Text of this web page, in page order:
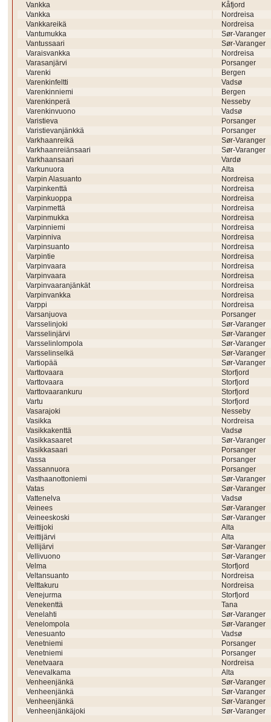
Vankka
Kåfjord
Vankka
Nordreisa
Vankkareikä
Nordreisa
Vantumukka
Sør-Varanger
Vantussaari
Sør-Varanger
Varaisvankka
Nordreisa
Varasanjärvi
Porsanger
Varenki
Bergen
Varenkinfeltti
Vadsø
Varenkinniemi
Bergen
Varenkinperä
Nesseby
Varenkinvuono
Vadsø
Varistieva
Porsanger
Varistievanjänkkä
Porsanger
Varkhaanreikä
Sør-Varanger
Varkhaanreiänsaari
Sør-Varanger
Varkhaansaari
Vardø
Varkunuora
Alta
Varpin Alasuanto
Nordreisa
Varpinkenttä
Nordreisa
Varpinkuoppa
Nordreisa
Varpinmettä
Nordreisa
Varpinmukka
Nordreisa
Varpinniemi
Nordreisa
Varpinniva
Nordreisa
Varpinsuanto
Nordreisa
Varpintie
Nordreisa
Varpinvaara
Nordreisa
Varpinvaara
Nordreisa
Varpinvaaranjänkät
Nordreisa
Varpinvankka
Nordreisa
Varppi
Nordreisa
Varsanjuova
Porsanger
Varsselinjoki
Sør-Varanger
Varsselinjärvi
Sør-Varanger
Varsselinlompola
Sør-Varanger
Varsselinselkä
Sør-Varanger
Vartiopää
Sør-Varanger
Varttovaara
Storfjord
Varttovaara
Storfjord
Varttovaarankuru
Storfjord
Vartu
Storfjord
Vasarajoki
Nesseby
Vasikka
Nordreisa
Vasikkakenttä
Vadsø
Vasikkasaaret
Sør-Varanger
Vasikkasaari
Porsanger
Vassa
Porsanger
Vassannuora
Porsanger
Vasthaanottoniemi
Sør-Varanger
Vatas
Sør-Varanger
Vattenelva
Vadsø
Veinees
Sør-Varanger
Veineeskoski
Sør-Varanger
Veittijoki
Alta
Veittijärvi
Alta
Vellijärvi
Sør-Varanger
Vellivuono
Sør-Varanger
Velma
Storfjord
Veltansuanto
Nordreisa
Velttakuru
Nordreisa
Venejurma
Storfjord
Venekenttä
Tana
Venelahti
Sør-Varanger
Venelompola
Sør-Varanger
Venesuanto
Vadsø
Venetniemi
Porsanger
Venetniemi
Porsanger
Venetvaara
Nordreisa
Venevalkama
Alta
Venheenjänkä
Sør-Varanger
Venheenjänkä
Sør-Varanger
Venheenjänkä
Sør-Varanger
Venheenjänkäjoki
Sør-Varanger